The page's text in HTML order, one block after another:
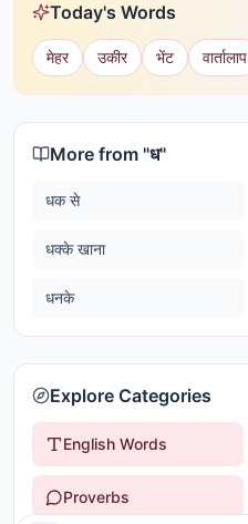
Today's Words
मेहर उकीर भेंट वार्तालाप
More from "ध"
धक से
धक्के खाना
धनके
Explore Categories
English Words
Proverbs